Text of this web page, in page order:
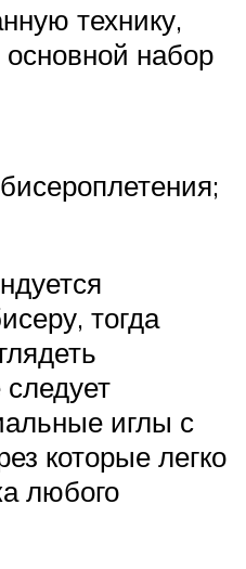
технику,
набор
тогда
следует
иглы с
которые легко
любого